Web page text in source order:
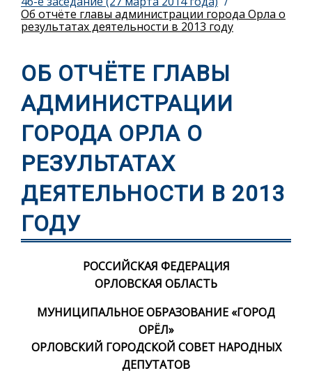
Об отчёте главы администрации города Орла о
результатах деятельности в 2013 году
ОБ ОТЧЁТЕ ГЛАВЫ
АДМИНИСТРАЦИИ
ГОРОДА ОРЛА О
РЕЗУЛЬТАТАХ
ДЕЯТЕЛЬНОСТИ В 2013
ГОДУ
РОССИЙСКАЯ ФЕДЕРАЦИЯ
ОРЛОВСКАЯ ОБЛАСТЬ
МУНИЦИПАЛЬНОЕ ОБРАЗОВАНИЕ «ГОРОД
ОРЁЛ»
ОРЛОВСКИЙ ГОРОДСКОЙ СОВЕТ НАРОДНЫХ
ДЕПУТАТОВ